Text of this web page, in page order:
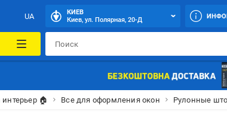
UA
КИЕВ
Киев, ул. Полярная, 20-Д
🏠 Все для оформления окон Рулонные